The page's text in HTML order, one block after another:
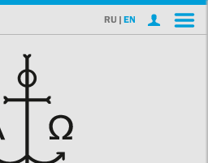
RU | EN